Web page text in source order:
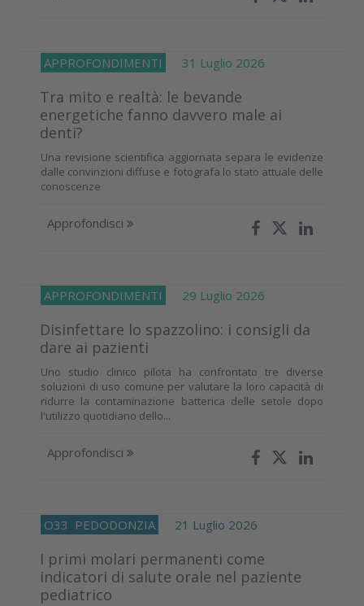
APPROFONDIMENTI 31 Luglio 2026
Tra mito e realtà: le bevande
energetiche fanno davvero male ai
denti?
Una revisione scientifica aggiornata separa le evidenze
dalle convinzioni diffuse e fotografa lo stato attuale delle
conoscenze
Approfondisci
APPROFONDIMENTI 29 Luglio 2026
Disinfettare lo spazzolino: i consigli da
dare ai pazienti
Uno studio clinico pilota ha confrontato tre diverse
soluzioni di uso comune per valutare la loro capacità di
ridurre la contaminazione batterica delle setole dopo
l'utilizzo quotidiano dello...
Approfondisci
O33 PEDODONZIA 21 Luglio 2026
I primi molari permanenti come
indicatori di salute orale nel paziente
pediatrico